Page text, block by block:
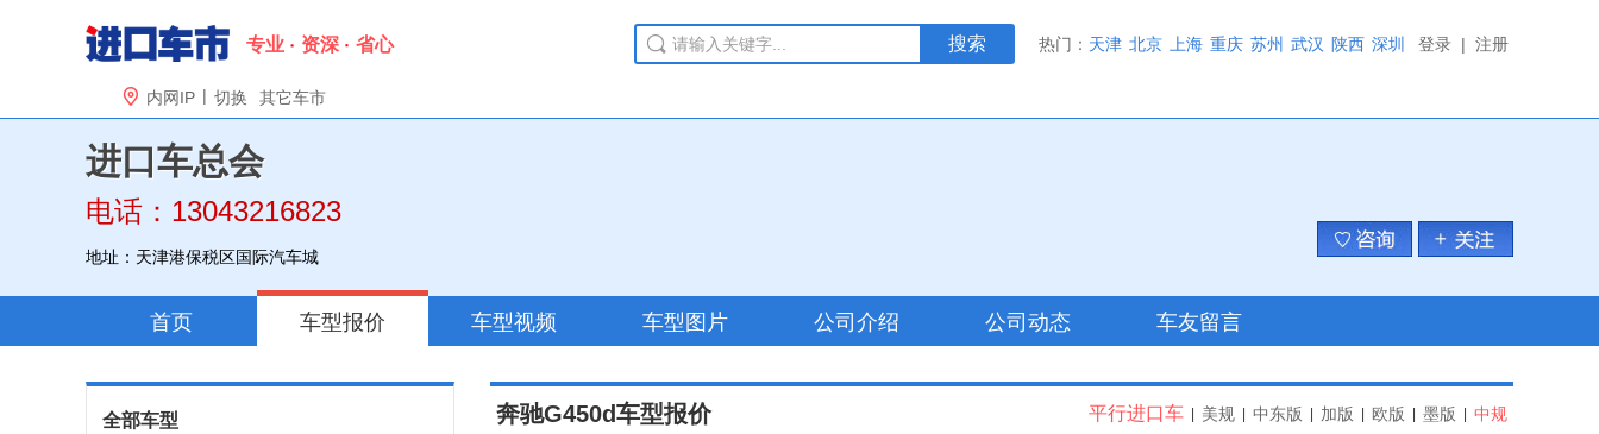
专业 资深 省心
 内网IP | 切换 其它车市
搜索 热门： 天津 北京 上海 重庆 苏州 武汉 陕西 深圳 登录 | 注册
进口车总会
电话：13043216823
地址：天津港保税区国际汽车城
首页 车型报价 车型视频 车型图片 公司介绍 公司动态 车友留言
全部车型 平行进口车 美规 中东版 加版 欧版 墨版 中规
奔驰G450d车型报价